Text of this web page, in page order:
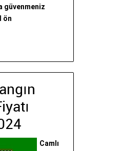
güvenmeniz
ön
Camlı